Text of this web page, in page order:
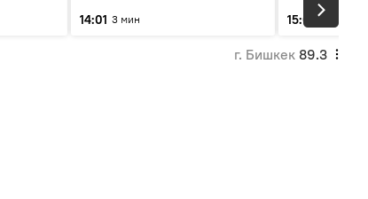
14:01 3 мин 15:01 3 мин
г. Бишкек 89.3